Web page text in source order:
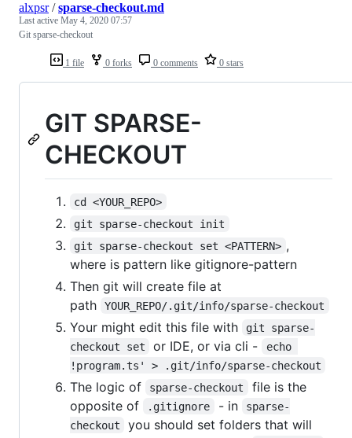
1 file 0 forks 0 comments 0 stars
alxpsr/sparse-checkout.md
Last active May 4, 2020 07:57
Git sparse-checkout
GIT SPARSE-
CHECKOUT
cd <YOUR_REPO>
git sparse-checkout init
git sparse-checkout set <PATTERN> ,
where is pattern like gitignore-pattern
Then git will create file at
path
YOUR_REPO/.git/info/sparse-checkout
Your might edit this file with
git sparse-
checkout set
or IDE, or via cli -
echo
!program.ts' > .git/info/sparse-checkout
The logic of sparse-checkout
file is the
opposite of
.gitignore - in
sparse-
checkout
you should set folders that will